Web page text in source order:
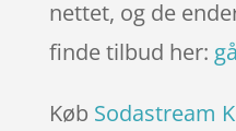
nettet, og de
finde tilbud her:
Køb Sodastream